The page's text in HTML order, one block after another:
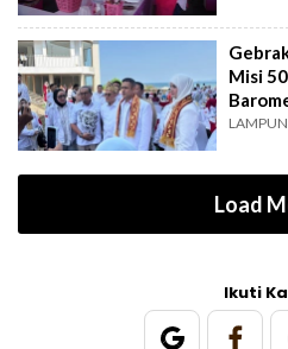
Misi
Load
Ikuti